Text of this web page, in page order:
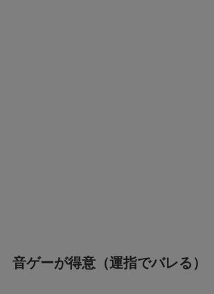
音ゲーが得意（運指でバレる）